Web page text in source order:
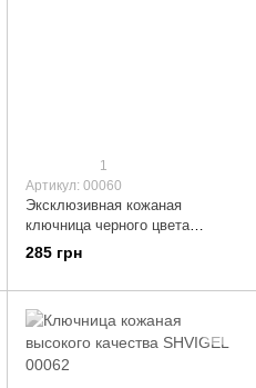
1
Артикул: 00060
Эксклюзивная кожаная
ключница черного цвета
SHVIGEL 00060
285 грн